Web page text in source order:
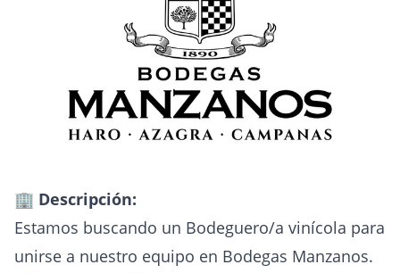
🏢 Descripción:
Estamos buscando un Bodeguero/a vinícola para
unirse a nuestro equipo en Bodegas Manzanos.